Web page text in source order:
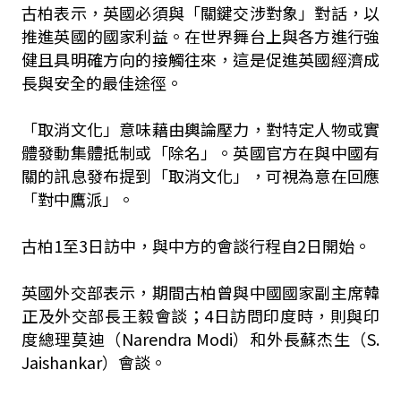
古柏表示，英國必須與「關鍵交涉對象」對話，以
推進英國的國家利益。在世界舞台上與各方進行強
健且具明確方向的接觸往來，這是促進英國經濟成
長與安全的最佳途徑。
「取消文化」意味藉由輿論壓力，對特定人物或實
體發動集體抵制或「除名」。英國官方在與中國有
關的訊息發布提到「取消文化」，可視為意在回應
「對中鷹派」。
古柏1至3日訪中，與中方的會談行程自2日開始。
英國外交部表示，期間古柏曾與中國國家副主席韓
正及外交部長王毅會談；4日訪問印度時，則與印
度總理莫迪（Narendra Modi）和外長蘇杰生（S.
Jaishankar）會談。